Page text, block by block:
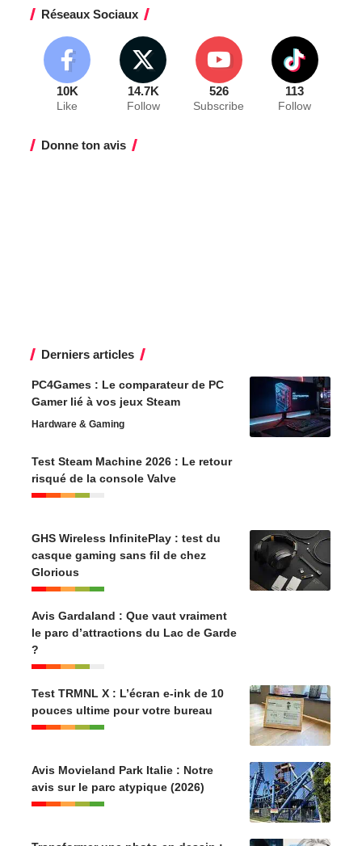
Réseaux Sociaux
10K
Like
14.7K
Follow
526
Subscribe
113
Follow
Donne ton avis
Derniers articles
PC4Games : Le comparateur de PC
Gamer lié à vos jeux Steam
Hardware & Gaming
Test Steam Machine 2026 : Le retour
risqué de la console Valve
GHS Wireless InfinitePlay : test du
casque gaming sans fil de chez
Glorious
Avis Gardaland : Que vaut vraiment
le parc d’attractions du Lac de Garde
?
Test TRMNL X : L’écran e-ink de 10
pouces ultime pour votre bureau
Avis Movieland Park Italie : Notre
avis sur le parc atypique (2026)